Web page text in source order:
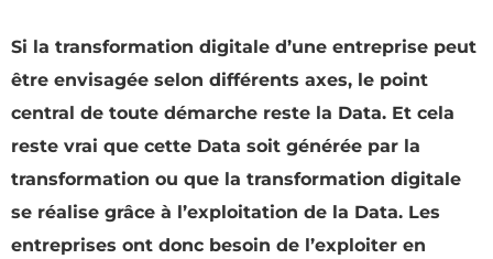
Si la transformation digitale d’une entreprise peut
être envisagée selon différents axes, le point
central de toute démarche reste la Data. Et cela
reste vrai que cette Data soit générée par la
transformation ou que la transformation digitale
se réalise grâce à l’exploitation de la Data. Les
entreprises ont donc besoin de l’exploiter en